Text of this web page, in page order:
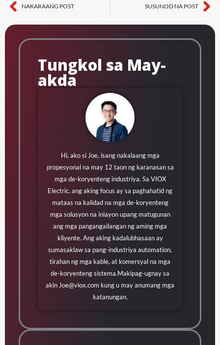
Nakaraan
NAKARAANG POST SUSUNOD NA POST
Tungkol sa May-
akda
Hi, ako si Joe, isang nakalaang mga
propesyonal na may 12 taon ng karanasan sa
mga de-koryenteng industriya. Sa VIOX
Electric, ang aking focus ay sa paghahatid ng
mataas na kalidad na mga de-koryenteng
mga solusyon na iniayon upang matugunan
ang mga pangangailangan ng aming mga
kliyente. Ang aking kadalubhasaan ay
sumasaklaw sa pang-industriya automation,
tirahan ng mga kable, at komersyal na mga
de-koryenteng sistema.Makipag-ugnay sa
akin Joe@viox.com kung u may anumang mga
katanungan.